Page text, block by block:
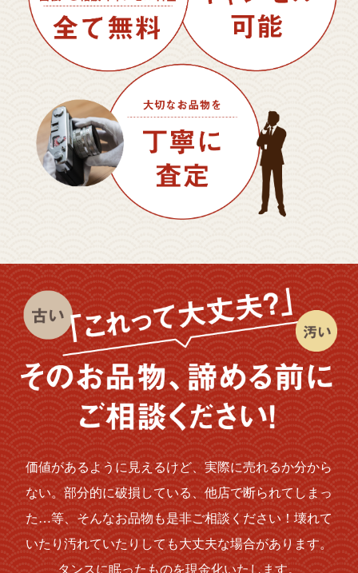
価値があるように見えるけど、実際に売れるか分から
ない。部分的に破損している、他店で断られてしまっ
た…等、そんなお品物も是非ご相談ください！壊れて
いたり汚れていたりしても大丈夫な場合があります。
タンスに眠ったものを現金化いたします。